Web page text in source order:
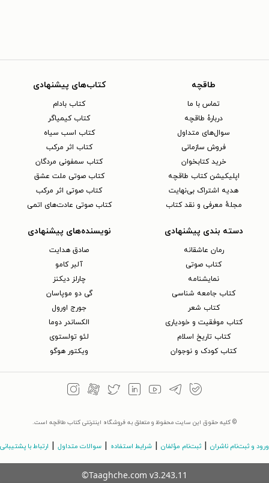
طاقچه
تماس با ما
دربارهٔ طاقچه
سوال‌های متداول
فروش سازمانی
خرید کتابخوان
اپلیکیشن کتاب طاقچه
هدیه اشتراک بی‌نهایت
مجلهٔ معرفی و نقد کتاب
کتاب‌های پیشنهادی
کتاب بادام
کتاب کیمیاگر
کتاب اسب سیاه
کتاب اثر مرکب
کتاب سمفونی مردگان
کتاب صوتی ملت عشق
کتاب صوتی اثر مرکب
کتاب صوتی عادت‌های اتمی
دسته بندی پیشنهادی
رمان عاشقانه
کتاب‌ صوتی
نمایشنامه
کتاب جامعه شناسی
کتاب شعر
کتاب موفقیت و خودیاری
کتاب تاریخ اسلام
کتاب کودک و نوجوان
نویسنده‌های پیشنهادی
صادق هدایت
آلبر کامو
چارلز دیکنز
گی دو موپاسان
جورج اورول
الکساندر دوما
لئو تولستوی
ویکتور هوگو
© کلیه حقوق این سایت محفوظ و متعلق به فروشگاه اینترنتی کتاب طاقچه است.
ورود و ثبت‌نام ناشران ثبت‌نام مؤلفان شرایط استفاده سوالات متداول ارتباط با پشتیبانی
©Taaghche.com v3.243.11